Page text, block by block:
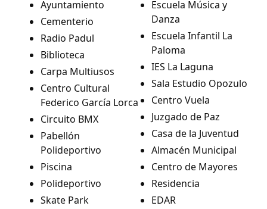
Ayuntamiento
Cementerio
Radio Padul
Biblioteca
Carpa Multiusos
Centro Cultural
Federico García Lorca
Circuito BMX
Pabellón
Polideportivo
Piscina
Polideportivo
Skate Park
Escuela Música y
Danza
Escuela Infantil La
Paloma
IES La Laguna
Sala Estudio Opozulo
Centro Vuela
Juzgado de Paz
Casa de la Juventud
Almacén Municipal
Centro de Mayores
Residencia
EDAR